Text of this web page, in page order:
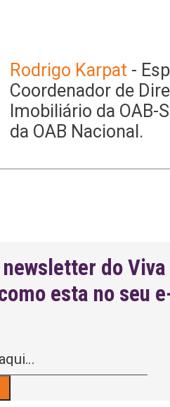
Rodrigo Karpat -
Coordenador de
Imobiliário da
da OAB Nacional.
do
esta no seu